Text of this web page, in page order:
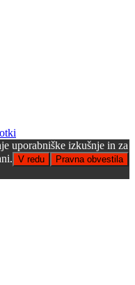
uporabniške izkušnje in za
V redu Pravna obvestila